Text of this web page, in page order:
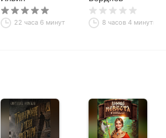
22 часа 6 минут 8 часов 4 минуты